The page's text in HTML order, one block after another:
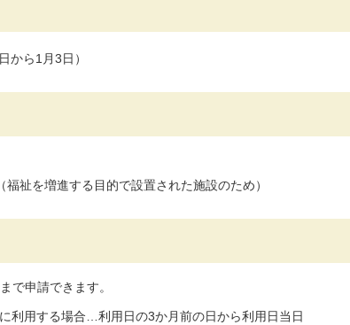
から1月3日）
祉を増進する目的で設置された施設のため）
で申請できます。
利用する場合…利用日の3か月前の日から利用日当日